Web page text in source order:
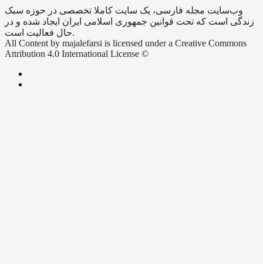
وب‌سایت مجله فارسی، یک سایت کاملا تخصصی در حوزه سبک
زندگی است که تحت قوانین جمهوری اسلامی ایران ایجاد شده و در
حال فعالیت است.
All Content by majalefarsi is licensed under a Creative Commons
Attribution 4.0 International License ©️